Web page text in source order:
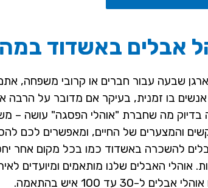
אבלים באשדוד
שבעה עבור חברים או קרובי משפחה,
בו זמנית, בעיקר אם מדובר על הרבה
בדיוק מה שחברת "אוהלי הפסגה" עושה –
והמצערים של החיים, ומאפשרים לכם
להשכרה באשדוד כמו בכל מקום אחר
אוהלי האבלים שלנו מותאמים
30 עד 100 איש בהתאמה.